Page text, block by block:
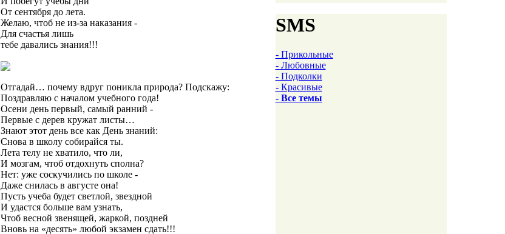
От сентября до лета.
Желаю, чтоб не из-за наказания -
Для счастья лишь
тебе давались знания!!!
Отгадай… почему вдруг поникла природа? Подскажу:
Поздравляю с началом учебного года!
Осени день первый, самый ранний -
Первые с дерев кружат листы…
Знают этот день все как День знаний:
Снова в школу собирайся ты.
Лета телу не хватило, что ли,
И мозгам, чтоб отдохнуть сполна?
Нет: уже соскучились по школе -
Даже снилась в августе она!
Пусть учеба будет светлой, звездной
И удастся больше вам узнать,
Чтоб весной звенящей, жаркой, поздней
Вновь на «десять» любой экзамен сдать!!!
SMS
- Прикольные
- Любовные
- Подколки
- Красивые
- Все темы